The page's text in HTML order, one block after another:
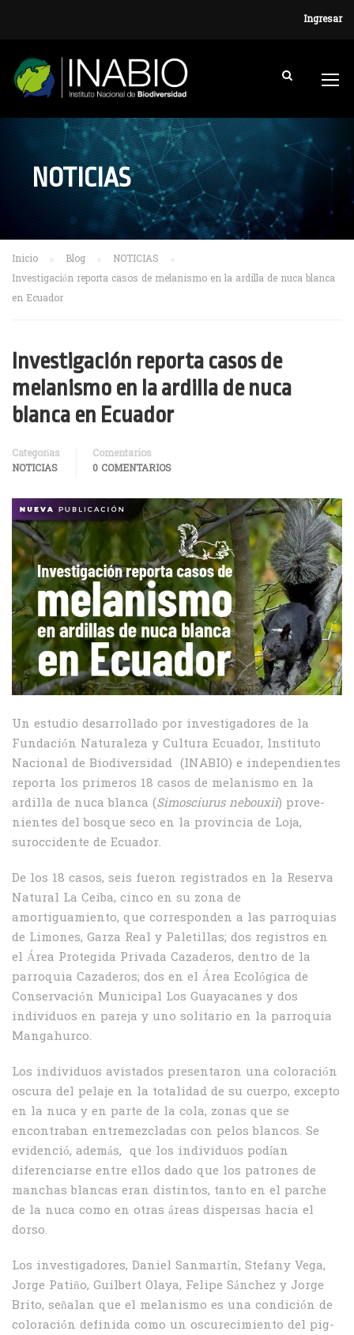
Ingresar
NOTICIAS
Inicio Blog
NOTICIAS
Investigación reporta casos de melanismo en la ardilla de nuca blanca
en Ecuador
Investigación reporta casos de
melanismo en la ardilla de nuca
blanca en Ecuador
Categorías
NOTICIAS
Comentarios
0 COMENTARIOS
Un estudio desarrollado por investigadores de la
Fundación Naturaleza y Cultura Ecuador, Instituto
Nacional de Biodiversidad (INABIO) e independientes
reporta los primeros 18 casos de melanismo en la
ardilla de nuca blanca (Simosciurus nebouxii) prove­
nientes del bosque seco en la provincia de Loja,
suroccidente de Ecuador.
De los 18 casos, seis fueron registrados en la Reserva
Natural La Ceiba, cinco en su zona de
amortiguamiento, que corresponden a las parroquias
de Limones, Garza Real y Paleti­llas; dos registros en
el Área Protegida Privada Cazaderos, dentro de la
parroquia Cazaderos; dos en el Área Ecológica de
Conservación Mu­nicipal Los Guayacanes y dos
individuos en pa­reja y uno solitario en la parroquia
Mangahurco.
Los individuos avistados presentaron una coloración
oscura del pelaje en la totalidad de su cuerpo, excepto
en la nuca y en parte de la cola, zonas que se
encontraban entremezcladas con pelos blancos. Se
evidenció, además, que los individuos podían
diferenciarse entre ellos dado que los patrones de
manchas blancas eran distintos, tanto en el parche
de la nuca como en otras áreas dispersas hacia el
dorso.
Los investigadores, Daniel Sanmartín, Stefany Vega,
Jorge Patiño, Guilbert Olaya, Felipe Sánchez y Jorge
Brito, señalan que el melanismo es una condición de
colora­ción definida como un oscurecimiento del pig­